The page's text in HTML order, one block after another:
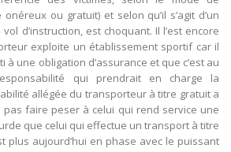
ou gratuit) et selon qu’il s’agit d’un
vol d’instruction, est choquant. Il l’est encore
exploite un établissement sportif car il
une obligation d’assurance et que c’est au
qui prendrait en charge la
allégée du transporteur à titre gratuit a
pas faire peser à celui qui rend service une
que celui qui effectue un transport à titre
plus aujourd’hui en phase avec le puissant